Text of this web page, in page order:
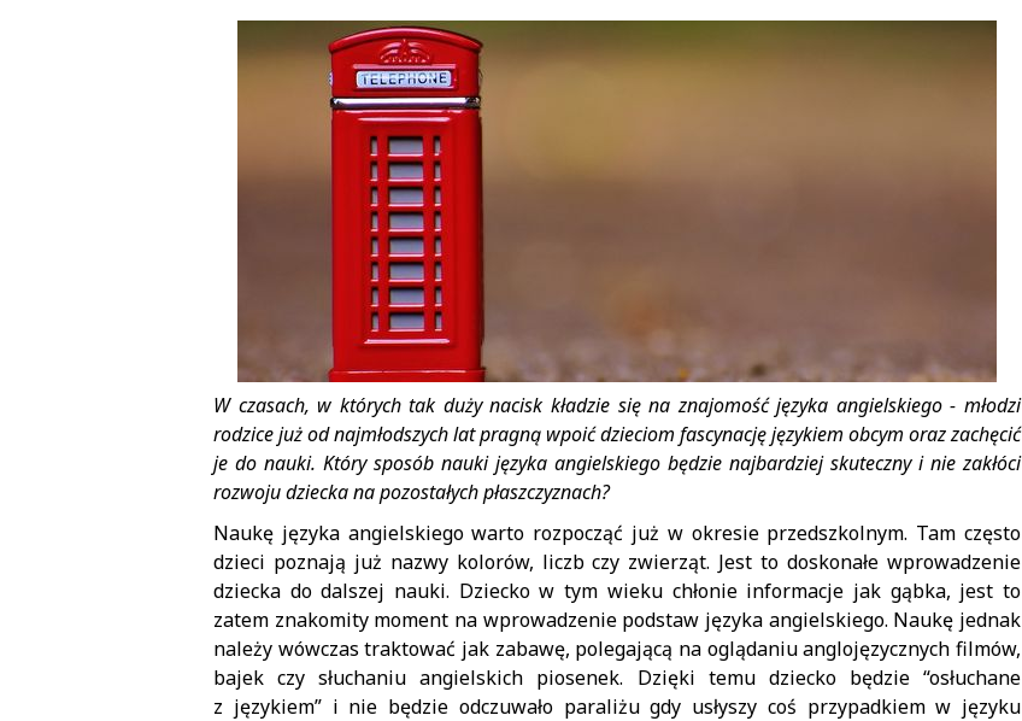
W czasach, w których tak duży nacisk kładzie się na znajomość języka angielskiego - młodzi
rodzice już od najmłodszych lat pragną wpoić dzieciom fascynację językiem obcym oraz zachęcić
je do nauki. Który sposób nauki języka angielskiego będzie najbardziej skuteczny i nie zakłóci
rozwoju dziecka na pozostałych płaszczyznach?
Naukę języka angielskiego warto rozpocząć już w okresie przedszkolnym. Tam często
dzieci poznają już nazwy kolorów, liczb czy zwierząt. Jest to doskonałe wprowadzenie
dziecka do dalszej nauki. Dziecko w tym wieku chłonie informacje jak gąbka, jest to
zatem znakomity moment na wprowadzenie podstaw języka angielskiego. Naukę jednak
należy wówczas traktować jak zabawę, polegającą na oglądaniu anglojęzycznych filmów,
bajek czy słuchaniu angielskich piosenek. Dzięki temu dziecko będzie “osłuchane
z językiem” i nie będzie odczuwało paraliżu gdy usłyszy coś przypadkiem w języku